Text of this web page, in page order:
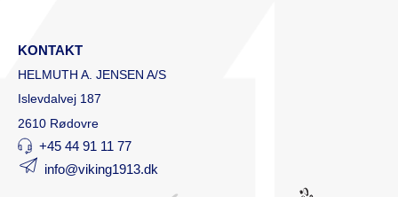
KONTAKT
HELMUTH A. JENSEN A/S
Islevdalvej 187
2610 Rødovre
+45 44 91 11 77
info@viking1913.dk